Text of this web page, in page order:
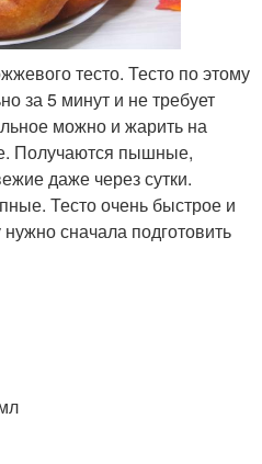
тесто. Тесто по этому
за 5 минут и не требует
можно и жарить на
Получаются пышные,
даже через сутки.
Тесто очень быстрое и
сначала подготовить